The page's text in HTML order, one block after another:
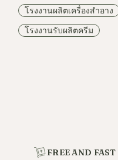
โรงงานผลิตเครื่องสำอาง
โรงงานรับผลิตครีม
FREE AND